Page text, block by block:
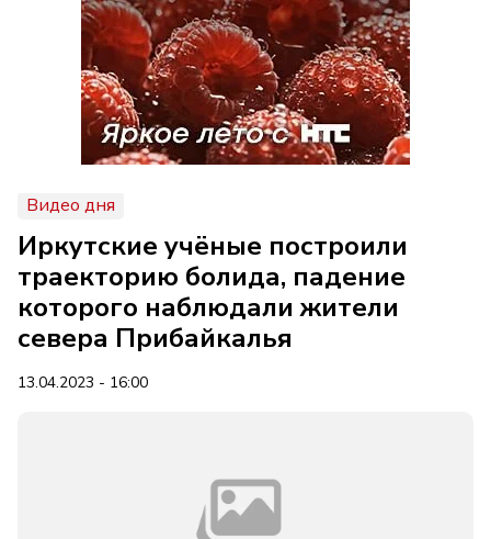
Видео дня
Иркутские учёные построили
траекторию болида, падение
которого наблюдали жители
севера Прибайкалья
13.04.2023 - 16:00